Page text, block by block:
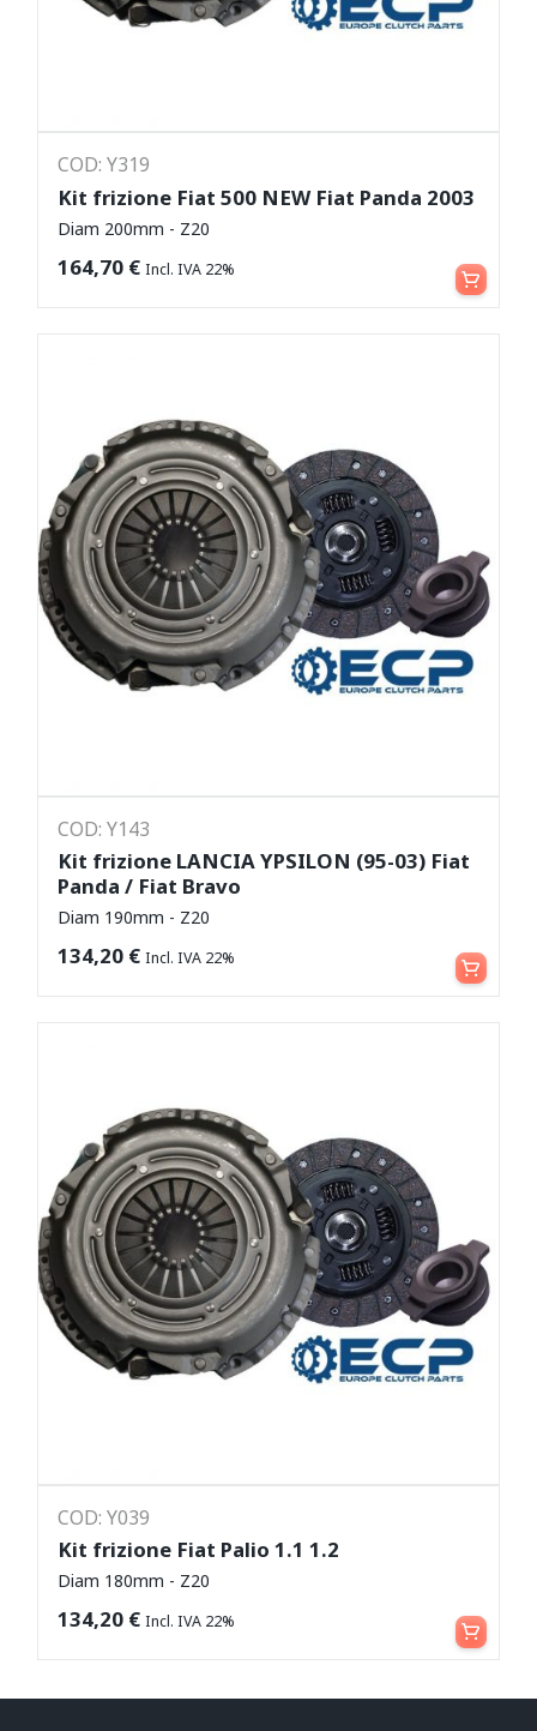
COD: Y319
Kit frizione Fiat 500 NEW Fiat Panda 2003
Diam 200mm - Z20
164,70 € Incl. IVA 22% Aggiungi al carrello
COD: Y143
Kit frizione LANCIA YPSILON (95-03) Fiat
Panda / Fiat Bravo
Diam 190mm - Z20
134,20 € Incl. IVA 22% Aggiungi al carrello
COD: Y039
Kit frizione Fiat Palio 1.1 1.2
Diam 180mm - Z20
134,20 € Incl. IVA 22% Aggiungi al carrello